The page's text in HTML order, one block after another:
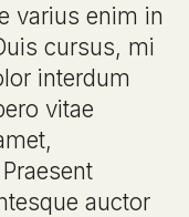
varius enim in
cursus, mi
interdum
vitae
auctor